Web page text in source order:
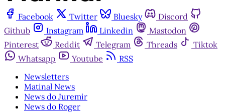
Facebook Twitter Bluesky
Discord
Github
Instagram Linkedin
Mastodon
Pinterest
Reddit Telegram Threads
Tiktok
Whatsapp
Youtube
RSS
Newsletters
Matinal News
News do Juremir
News do Roger